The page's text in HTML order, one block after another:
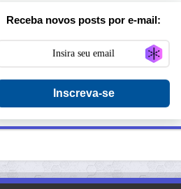
Receba novos posts por e-mail:
Inscreva-se